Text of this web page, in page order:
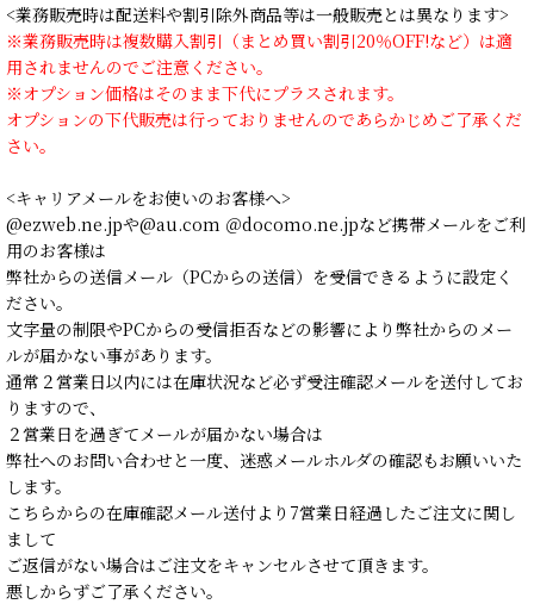
<業務販売時は配送料や割引除外商品等は一般販売とは異なります>
※業務販売時は複数購入割引（まとめ買い割引20％OFF!など）は適
用されませんのでご注意ください。
※オプション価格はそのまま下代にプラスされます。
オプションの下代販売は行っておりませんのであらかじめご了承くだ
さい。
<キャリアメールをお使いのお客様へ>
@ezweb.ne.jpや@au.com ＠docomo.ne.jpなど携帯メールをご利
用のお客様は
弊社からの送信メール（PCからの送信）を受信できるように設定く
ださい。
文字量の制限やPCからの受信拒否などの影響により弊社からのメー
ルが届かない事があります。
通常２営業日以内には在庫状況など必ず受注確認メールを送付してお
りますので、
２営業日を過ぎてメールが届かない場合は
弊社へのお問い合わせと一度、迷惑メールホルダの確認もお願いいた
します。
こちらからの在庫確認メール送付より7営業日経過したご注文に関し
まして
ご返信がない場合はご注文をキャンセルさせて頂きます。
悪しからずご了承ください。